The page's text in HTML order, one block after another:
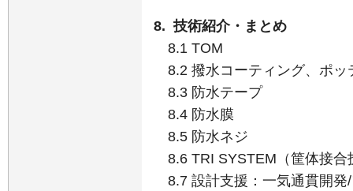
8. 技術紹介・まとめ​
8.1 TOM​
8.2 撥水コーティング、ポッ
8.3 防水テープ
8.4 防水膜
8.5 防水ネジ
8.6 TRI SYSTEM（筐体接合
8.7 設計支援：一気通貫開発